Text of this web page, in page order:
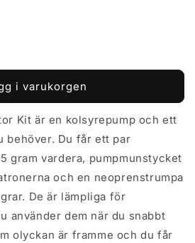
i varukorgen
Kit är en kolsyrepump och ett
behöver. Du får ett par
gram vardera, pumpmunstycket
och en neoprenstrumpa
De är lämpliga för
använder dem när du snabbt
olyckan är framme och du får